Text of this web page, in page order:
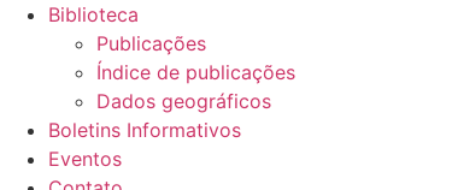
Biblioteca
Publicações
Índice de publicações
Dados geográficos
Boletins Informativos
Eventos